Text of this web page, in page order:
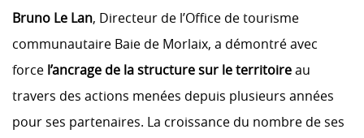
Bruno Le Lan, Directeur de l’Office de tourisme
communautaire Baie de Morlaix, a démontré avec
force l’ancrage de la structure sur le territoireau
travers des actions menées depuis plusieurs années
pour ses partenaires. La croissance du nombre de ses